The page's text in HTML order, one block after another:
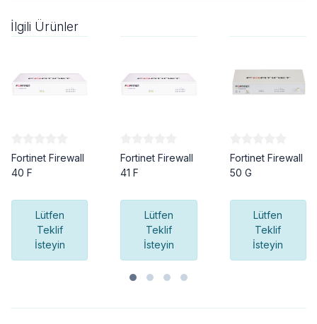
İlgili Ürünler
Fortinet Firewall
40 F
Lütfen
Teklif
İsteyin
Fortinet Firewall
41 F
Lütfen
Teklif
İsteyin
Fortinet Firewall
50 G
Lütfen
Teklif
İsteyin